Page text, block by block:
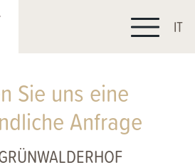
IT
Sie uns eine
Anfrage